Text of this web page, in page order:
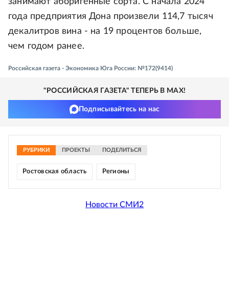
года предприятия Дона произвели 114,7 тысяч
декалитров вина - на 19 процентов больше,
чем годом ранее.
Российская газета - Экономика Юга России: №172(9414)
"РОССИЙСКАЯ ГАЗЕТА" ТЕПЕРЬ В MAX!
Подписывайтесь на нас
РУБРИКИ ПРОЕКТЫ ПОДЕЛИТЬСЯ
Ростовская область Регионы
Новости СМИ2